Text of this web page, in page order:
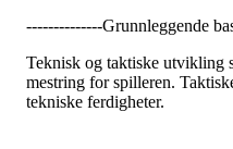
--------------Grunnleggende
Teknisk og taktiske utvikling
mestring for spilleren.
tekniske ferdigheter.